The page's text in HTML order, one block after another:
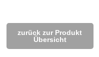
zurück zur Produkt
Übersicht